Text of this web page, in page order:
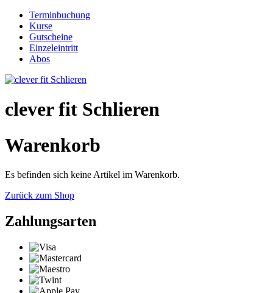
Terminbuchung
Kurse
Gutscheine
Einzeleintritt
Abos
clever fit Schlieren
Warenkorb
Es befinden sich keine Artikel im Warenkorb.
Zurück zum Shop
Zahlungsarten